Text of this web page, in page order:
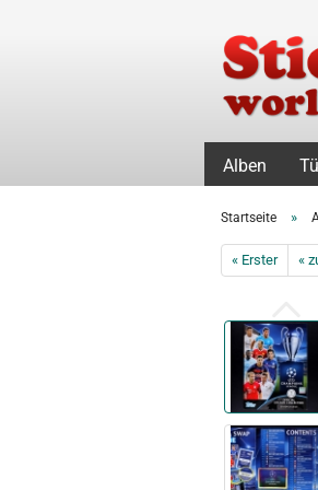
Alben
Startseite »
« Erster «